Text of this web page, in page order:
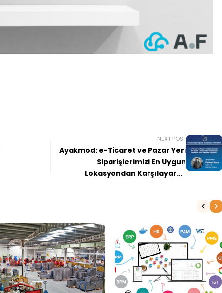
NEXT POST
Ayakmod: e-Ticaret ve Pazar Yeri
Siparişlerimizi En Uygun
Lokasyondan Karşılayarak